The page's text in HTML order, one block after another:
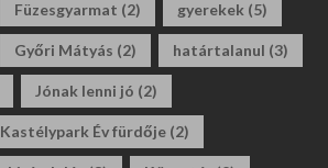
Füzesgyarmat (2) gyerekek (5)
Győri Mátyás (2) határtalanul (3)
Jónak lenni jó (2)
Kastélypark Év fürdője (2)